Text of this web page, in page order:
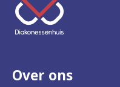
e
e
t
Over ons